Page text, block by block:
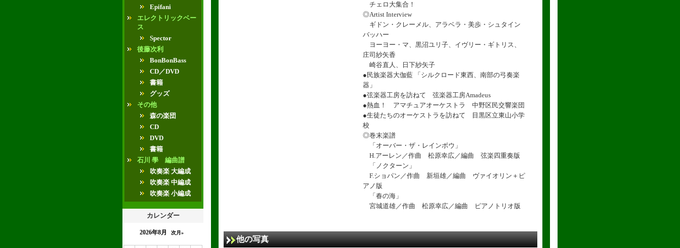
Epifani
エレクトリックベー
ス
Spector
後藤次利
BonBonBass
CD／DVD
書籍
グッズ
その他
森の楽団
CD
DVD
書籍
石川 學 編曲譜
吹奏楽 大編成
吹奏楽 中編成
吹奏楽 小編成
カレンダー
2026年8月 次月»
チェロ大集合！
◎Artist Interview
ギドン・クレーメル、アラベラ・美歩・シュタイン
バッハー
ヨーヨー・マ、黒沼ユリ子、イヴリー・ギトリス、
庄司紗矢香
崎谷直人、日下紗矢子
●民族楽器大伽藍 「シルクロード東西、南部の弓奏楽
器」
●弦楽器工房を訪ねて 弦楽器工房Amadeus
●熱血！ アマチュアオーケストラ 中野区民交響楽団
●生徒たちのオーケストラを訪ねて 目黒区立東山小学
校
◎巻末楽譜
「オーバー・ザ・レインボウ」
H.アーレン／作曲 松原幸広／編曲 弦楽四重奏版
「ノクターン」
F.ショパン／作曲 新垣雄／編曲 ヴァイオリン＋ピ
アノ版
「春の海」
宮城道雄／作曲 松原幸広／編曲 ピアノトリオ版
他の写真